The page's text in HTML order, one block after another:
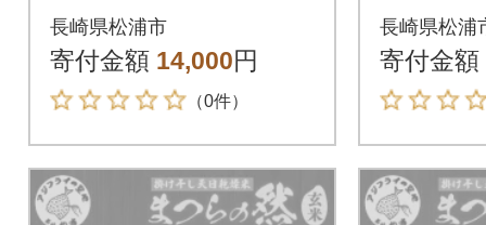
然 普通乾燥米 玄米4
kg
長崎県松浦市
寄付金額 14,000円
（0件）
然 普
&7分づ
長崎県松浦
寄付金額